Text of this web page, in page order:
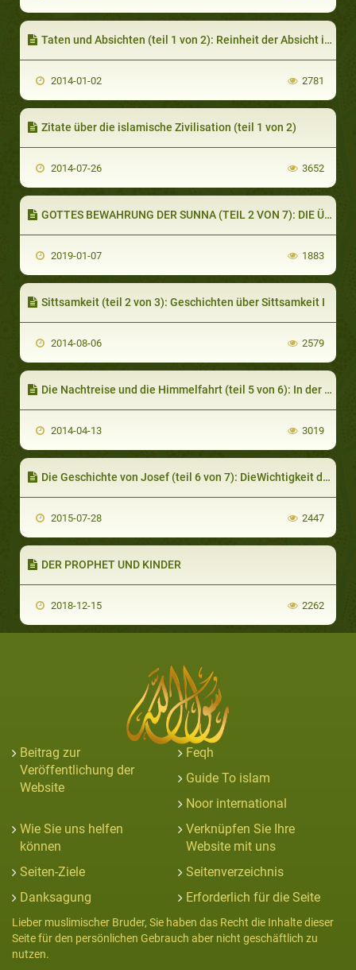
Taten und Absichten (teil 1 von 2): Reinheit der Absicht im religiösen Bereich
2014-01-02 2781
Zitate über die islamische Zivilisation (teil 1 von 2)
2014-07-26 3652
GOTTES BEWAHRUNG DER SUNNA (TEIL 2 VON 7): DIE ÜBERLIEFERUNG DER HADITHE
2019-01-07 1883
Sittsamkeit (teil 2 von 3): Geschichten über Sittsamkeit I
2014-08-06 2579
Die Nachtreise und die Himmelfahrt (teil 5 von 6): In der Gegenwart Gottes
2014-04-13 3019
Die Geschichte von Josef (teil 6 von 7): DieWichtigkeit der Träume
2015-07-28 2447
DER PROPHET UND KINDER
2018-12-15 2262
Beitrag zur
Veröffentlichung der
Website
Feqh
Guide To islam
Noor international
Wie Sie uns helfen
können
Verknüpfen Sie Ihre
Website mit uns
Seiten-Ziele
Seitenverzeichnis
Danksagung
Erforderlich für die Seite
Lieber muslimischer Bruder, Sie haben das Recht die Inhalte dieser
Seite für den persönlichen Gebrauch aber nicht geschäftlich zu
nutzen.